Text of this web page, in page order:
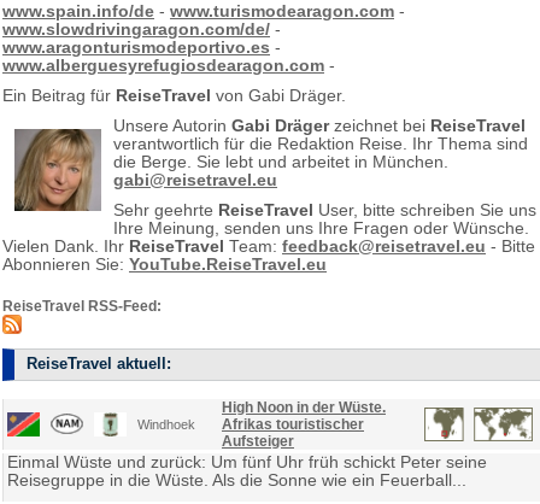
www.spain.info/de - www.turismodearagon.com -
www.slowdrivingaragon.com/de/ -
www.aragonturismodeportivo.es -
www.alberguesyrefugiosdearagon.com -
Ein Beitrag für ReiseTravel von Gabi Dräger.
Unsere Autorin Gabi Drägerzeichnet bei ReiseTravel
verantwortlich für die Redaktion Reise. Ihr Thema sind
die Berge. Sie lebt und arbeitet in München.
gabi@reisetravel.eu
Sehr geehrte ReiseTravel User, bitte schreiben Sie uns
Ihre Meinung, senden uns Ihre Fragen oder Wünsche.
Vielen Dank. Ihr ReiseTravel Team: feedback@reisetravel.eu - Bitte
Abonnieren Sie: YouTube.ReiseTravel.eu
ReiseTravel RSS-Feed:
ReiseTravel aktuell:
Windhoek
High Noon in der Wüste.
Afrikas touristischer
Aufsteiger
Einmal Wüste und zurück: Um fünf Uhr früh schickt Peter seine
Reisegruppe in die Wüste. Als die Sonne wie ein Feuerball...